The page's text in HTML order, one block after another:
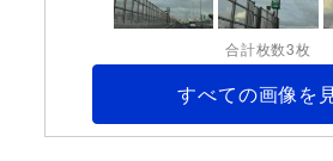
合計枚数3枚
すべての画像を